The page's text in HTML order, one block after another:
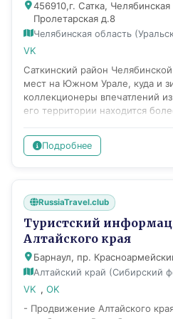
морских прогулок по
посещением фортов. Центр
информационное
города, а также проводит
456910,г. Сатка, Челябинская
Пролетарская д.8
Челябинская область
VK
Саткинский район
мест на Южном Урале, куда и
коллекционеры впечатлений
его территории находится
Познакомиться с
Урала и сделать свой выбор
«генератор» идей. Одна из
направлений работы в сфере
Центра готовы предложить
яркие, незабываемые
познакомить с культурно-
экологическими,
турами. Основная цель Центра
области на внутреннем и
Подробнее
RussiaTravel.club
Туристский
Алтайского края
Барнаул, пр.
Алтайский край (Сибирский
VK , OK
- Продвижение Алтайского